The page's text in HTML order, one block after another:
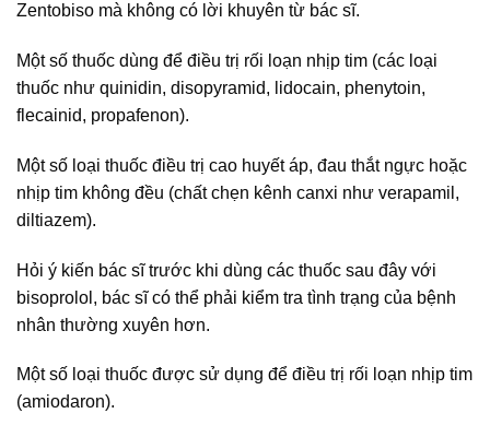
Zentobiso mà không có lời khuyên từ bác sĩ.
Một số thuốc dùng để điều trị rối loạn nhịp tim (các loại
thuốc như quinidin, disopyramid, lidocain, phenytoin,
flecainid, propafenon).
Một số loại thuốc điều trị cao huyết áp, đau thắt ngực hoặc
nhịp tim không đều (chất chẹn kênh canxi như verapamil,
diltiazem).
Hỏi ý kiến bác sĩ trước khi dùng các thuốc sau đây với
bisoprolol, bác sĩ có thể phải kiểm tra tình trạng của bệnh
nhân thường xuyên hơn.
Một số loại thuốc được sử dụng để điều trị rối loạn nhịp tim
(amiodaron).